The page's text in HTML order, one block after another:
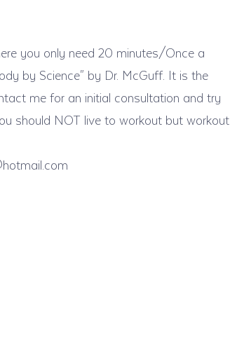
you only need 20 minutes/Once a
by Science" by Dr. McGuff. It is the
me for an initial consultation and try
should NOT live to workout but workout